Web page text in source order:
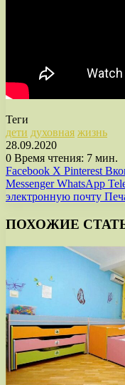
Теги
дети духовная жизнь
28.09.2020
0 Время чтения: 7 мин.
Facebook X Pinterest
Messenger WhatsApp
электронную почту
ПОХОЖИЕ